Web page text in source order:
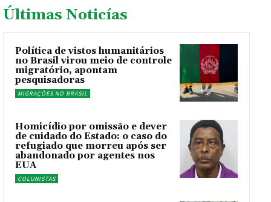
Últimas Noticías
Política de vistos humanitários
no Brasil virou meio de controle
migratório, apontam
pesquisadoras
MIGRAÇÕES NO BRASIL
Homicídio por omissão e dever
de cuidado do Estado: o caso do
refugiado que morreu após ser
abandonado por agentes nos
EUA
COLUNISTAS